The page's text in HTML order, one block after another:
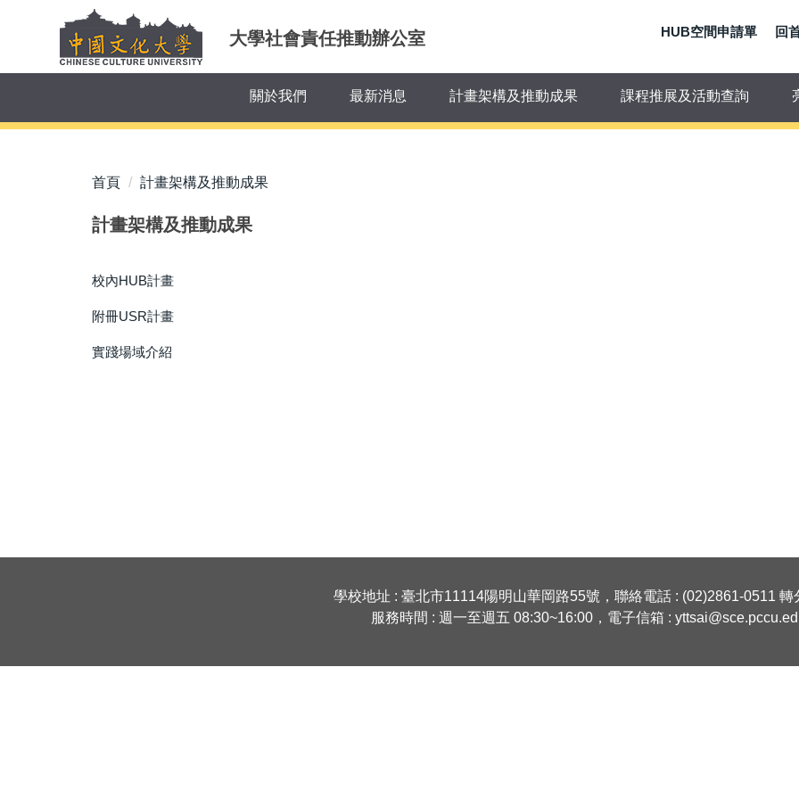
要
容
大學社會責任推動辦公室 HUB空間申請單 回
關於我們 最新消息 計畫架構及推動成果 課程推展及活動查詢
首頁 計畫架構及推動成果
計畫架構及推動成果
校內HUB計畫
附冊USR計畫
實踐場域介紹
學校地址 : 臺北市11114陽明山華岡路55號，聯絡電話 : (02)2861-0511 轉
服務時間 : 週一至週五 08:30~16:00，電子信箱 :